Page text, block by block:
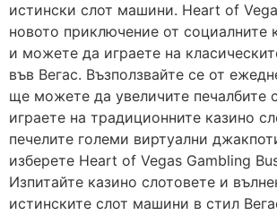
истински слот машини. Heart of
новото приключение от социалните
и можете да играете на
във Вегас. Възползвайте се от
ще можете да увеличите печалбите
играете на традиционните казино
печелите големи виртуални
изберете Heart of Vegas Gambling
Изпитайте казино слотовете и
истинските слот машини в стил